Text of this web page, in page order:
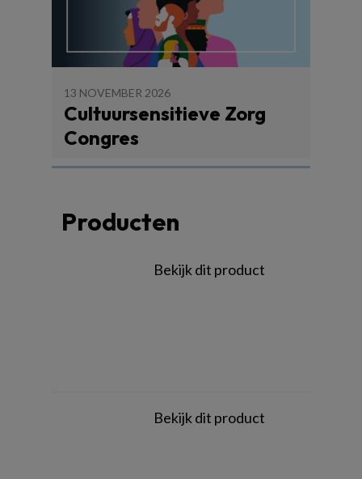
13 NOVEMBER 2026
Cultuursensitieve Zorg
Congres
Producten
Bekijk dit product
Bekijk dit product